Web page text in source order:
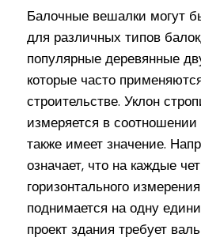
Балочные вешалки могут
для различных типов
популярные деревянные
которые часто
строительстве. Уклон
измеряется в
также имеет значение.
означает, что на каждые
горизонтального
поднимается на одну
проект здания требует